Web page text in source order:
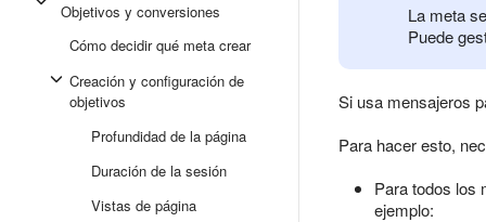
Objetivos y conversiones
Cómo decidir qué meta crear
Creación y configuración de
objetivos
Profundidad de la página
Duración de la sesión
Vistas de página
La meta
Puede
Si usa mensajeros
Para hacer esto,
Para todos los
ejemplo: